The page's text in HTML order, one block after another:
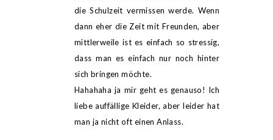
die Schulzeit vermissen werde. Wenn
dann eher die Zeit mit Freunden, aber
mittlerweile ist es einfach so stressig,
dass man es einfach nur noch hinter
sich bringen möchte.
Hahahaha ja mir geht es genauso! Ich
liebe auffällige Kleider, aber leider hat
man ja nicht oft einen Anlass.